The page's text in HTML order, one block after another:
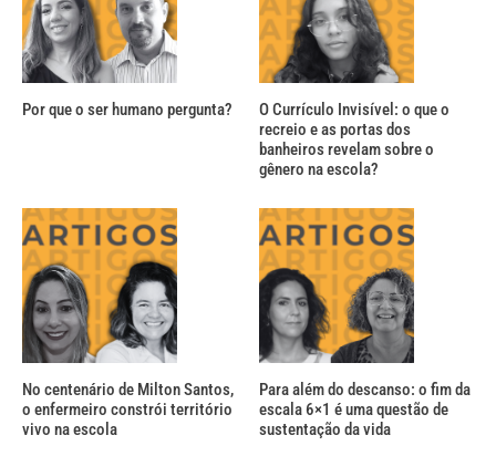
Por que o ser humano pergunta?
O Currículo Invisível: o que o
recreio e as portas dos
banheiros revelam sobre o
gênero na escola?
No centenário de Milton Santos,
o enfermeiro constrói território
vivo na escola
Para além do descanso: o fim da
escala 6×1 é uma questão de
sustentação da vida